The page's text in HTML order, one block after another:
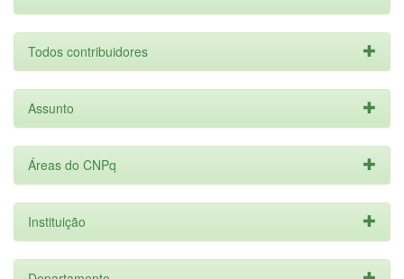
Todos contribuidores
Assunto
Áreas do CNPq
Instituição